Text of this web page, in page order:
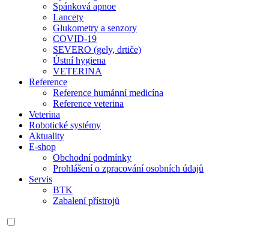
Spánková apnoe
Lancety
Glukometry a senzory
COVID-19
SEVERO (gely, drtiče)
Ústní hygiena
VETERINA
Reference
Reference humánní medicína
Reference veterina
Veterina
Robotické systémy
Aktuality
E-shop
Obchodní podmínky
Prohlášení o zpracování osobních údajů
Servis
BTK
Zabalení přístrojů